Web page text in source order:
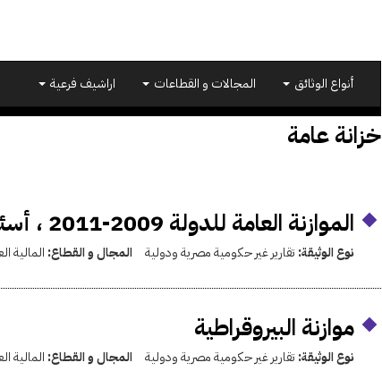
أنواع الوثائق المجالات و القطاعات اراشيف فرعية
خزانة عامة
الموازنة العامة للدولة 2009-2011 ، أسئلة الدعم، الديون، والأجور
نوع الوثيقة: تقارير غير حكومية مصرية ودولية المجال و القطاع: المالية
موازنة البيروقراطية
نوع الوثيقة: تقارير غير حكومية مصرية ودولية المجال و القطاع: المالية